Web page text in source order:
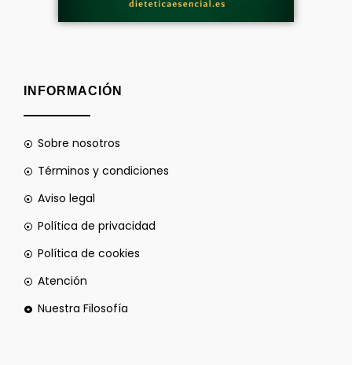
INFORMACIÓN
Sobre nosotros
Términos y condiciones
Aviso legal
Política de privacidad
Política de cookies
Atención
Nuestra Filosofía